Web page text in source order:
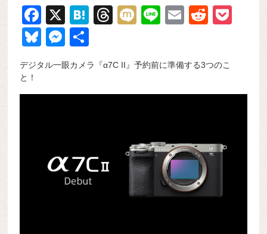
F
a
c
e
b
X
H
n
a
T
a
d
M
Li
E
R
di
t
Bl
e
sk
M
e
ss
e
er
有
デジタル一眼カメラ『α7C II』予約前に準備する3つのこ
と！